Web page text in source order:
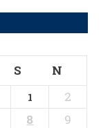
S N
1
2
8
9